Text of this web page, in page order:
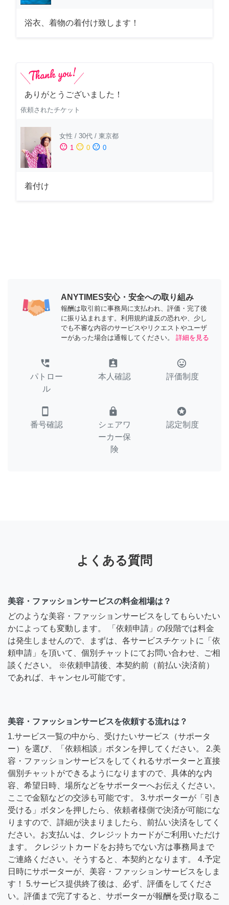
浴衣、着物の着付け致します！
ありがとうございました！
依頼されたチケット
女性 / 30代 / 東京都
sentiment_satisfied 1 sentiment_neutral 0 sentiment_dissatisfied 0
着付け
ANYTIMES安心・安全への取り組み
報酬は取引前に事務局に支払われ、評価・完了後
に振り込まれます。利用規約違反の恐れや、少し
でも不審な内容のサービスやリクエストやユーザ
ーがあった場合は通報してください。
詳細を見る
perm_phone_msg
パトロー
ル
assignment_ind
本人確認
tag_faces
評価制度
smartphone
番号確認
lock
シェアワ
ーカー保
険
stars
認定制度
よくある質問
美容・ファッションサービスの料金相場は？
どのような美容・ファッションサービスをしてもらいたい
かによっても変動します。 「依頼申請」の段階では料金
は発生しませんので、まずは、各サービスチケットに「依
頼申請」を頂いて、個別チャットにてお問い合わせ、ご相
談ください。 ※依頼申請後、本契約前（前払い決済前）
であれば、キャンセル可能です。
美容・ファッションサービスを依頼する流れは？
1.サービス一覧の中から、受けたいサービス（サポータ
ー）を選び、「依頼相談」ボタンを押してください。 2.美
容・ファッションサービスをしてくれるサポーターと直接
個別チャットができるようになりますので、具体的な内
容、希望日時、場所などをサポーターへお伝えください。
ここで金額などの交渉も可能です。 3.サポーターが「引き
受ける」ボタンを押したら、依頼者様側で決済が可能にな
りますので、詳細が決まりましたら、前払い決済をしてく
ださい。お支払いは、クレジットカードがご利用いただけ
ます。 クレジットカードをお持ちでない方は事務局まで
ご連絡ください。そうすると、本契約となります。 4.予定
日時にサポーターが、美容・ファッションサービスをしま
す！ 5.サービス提供終了後は、必ず、評価をしてくださ
い。評価まで完了すると、サポーターが報酬を受け取るこ